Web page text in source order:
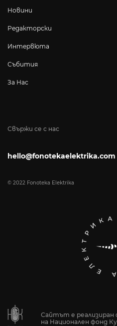
Свържи се с нас
hello@fonotekaelektrika.com
© 2022 Fonoteka Elektrika
Новини
Редакторски
Интервюта
Събития
За Нас
Сайтът е реализиран
на Национален фонд